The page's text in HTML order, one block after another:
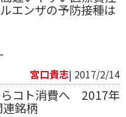
エンザの予防接種は
宮口貴志| 2017/2/14
らコト消費へ 2017年
銘柄